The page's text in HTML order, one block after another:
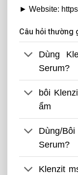
► Website:
Câu hỏi thường
Dùng
Serum?
bôi
ẩm
Dùng/
Serum?
Klenzit